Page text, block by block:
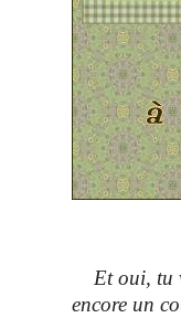
Et oui, tu
encore un